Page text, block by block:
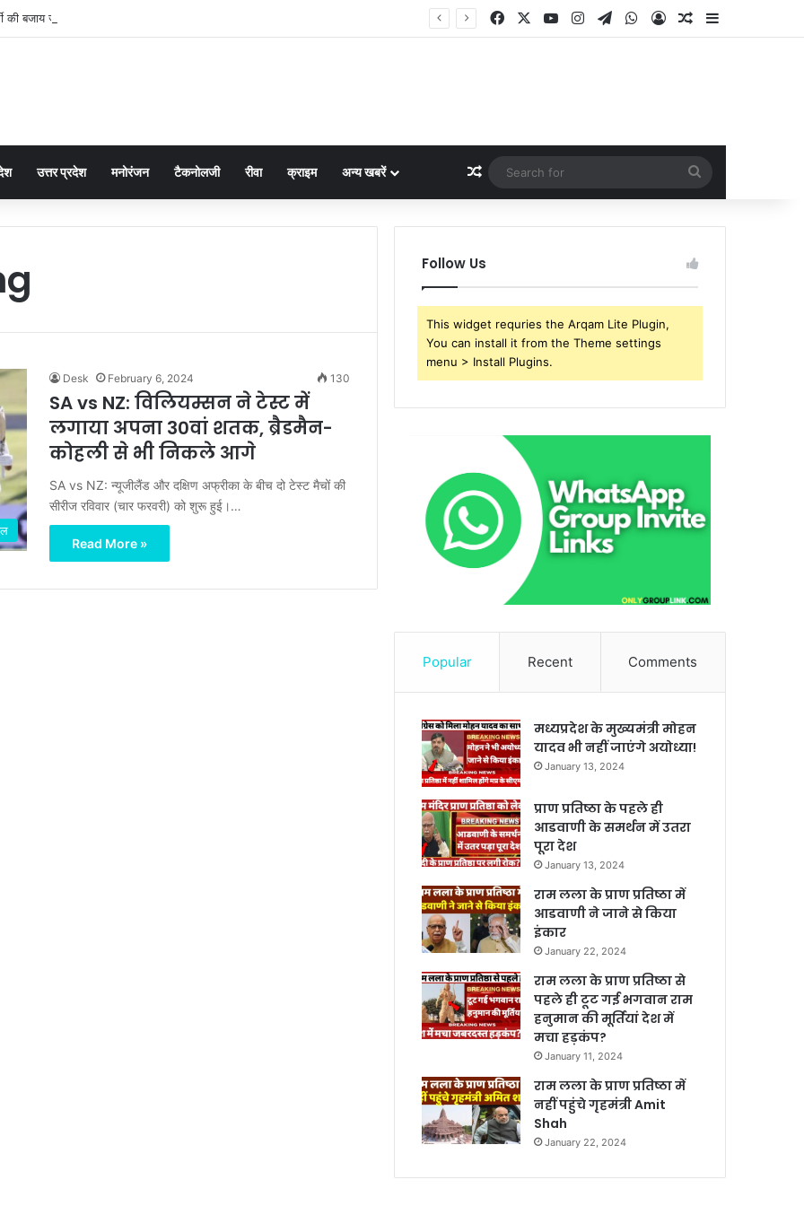
की बजाय जमीन पर ही बैठ गए नए कलेक्टर नरेंद्र कुमार सूर्यवंशी फिर जो हुआ! Facebook YouTubeInstagramTelegramWhatsApp
Log InRandom Article
उत्तर प्रदेश मनोरंजन टैकनोलजी रीवा क्राइम अन्य खबरें Random Article
for
Desk February 6, 2024 130
SA vs NZ: विलियम्सन ने टेस्ट में
लगाया अपना 30वां शतक, ब्रैडमैन-
कोहली से भी निकले आगे
SA vs NZ: न्यूजीलैंड और दक्षिण अफ्रीका के बीच दो टेस्ट मैचों की
सीरीज रविवार (चार फरवरी) को शुरू हुई।…
Read More »
Follow Us
This widget requries the Arqam Lite Plugin,
You can install it from the Theme settings
menu > Install Plugins.
Popular Recent Comments
मध्यप्रदेश के मुख्यमंत्री मोहन
यादव भी नहीं जाएंगे अयोध्या!
January 13, 2024
प्राण प्रतिष्ठा के पहले ही
आडवाणी के समर्थन में उतरा
पूरा देश
January 13, 2024
राम लला के प्राण प्रतिष्ठा में
आडवाणी ने जाने से किया
इंकार
January 22, 2024
राम लला के प्राण प्रतिष्ठा से
पहले ही टूट गई भगवान राम
हनुमान की मूर्तियां देश में
मचा हड़कंप?
January 11, 2024
राम लला के प्राण प्रतिष्ठा में
नहीं पहुंचे गृहमंत्री Amit
Shah
January 22, 2024